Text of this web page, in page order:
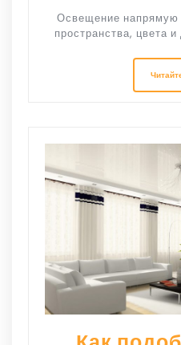
Освещение напрямую
пространства, цвета